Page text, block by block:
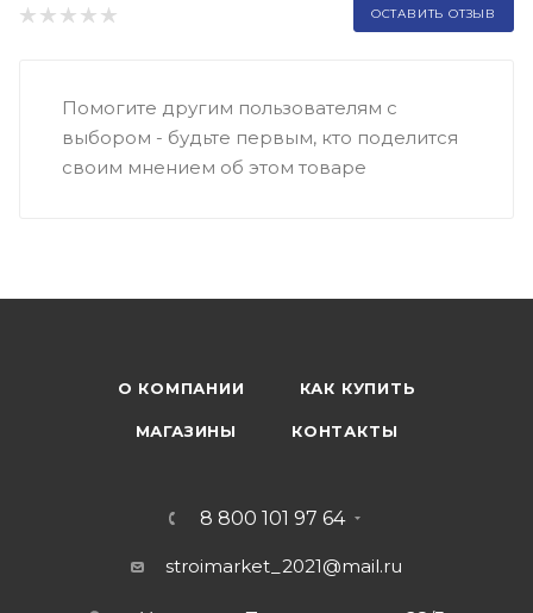
ОСТАВИТЬ ОТЗЫВ
Помогите другим пользователям с
выбором - будьте первым, кто поделится
своим мнением об этом товаре
О КОМПАНИИ КАК КУПИТЬ
МАГАЗИНЫ КОНТАКТЫ
8 800 101 97 64
stroimarket_2021@mail.ru